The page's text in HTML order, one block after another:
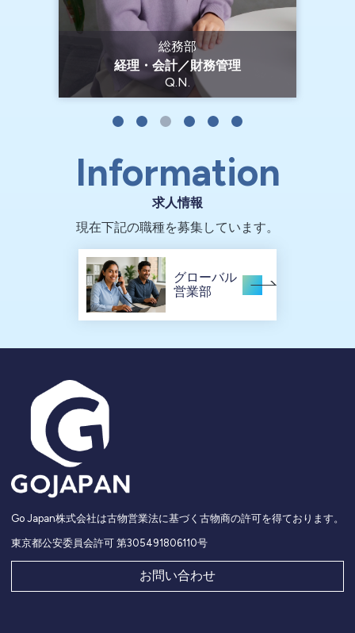
総務部
経理・会計／財務管理
Q.N.
Information
求人情報
現在下記の職種を募集しています。
グローバル
営業部
Go Japan株式会社は古物営業法に基づく古物商の許可を得ております。
東京都公安委員会許可 第305491806110号
お問い合わせ